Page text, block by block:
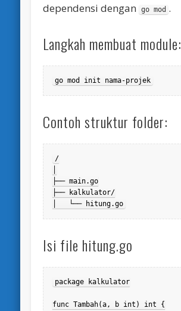
dependensi dengan
go mod .
Langkah membuat module:
go mod init nama-projek
Contoh struktur folder:
/
├── main.go
├── kalkulator/
│   └── hitung.go
Isi file hitung.go
package kalkulator
func Tambah(a, b int) int {